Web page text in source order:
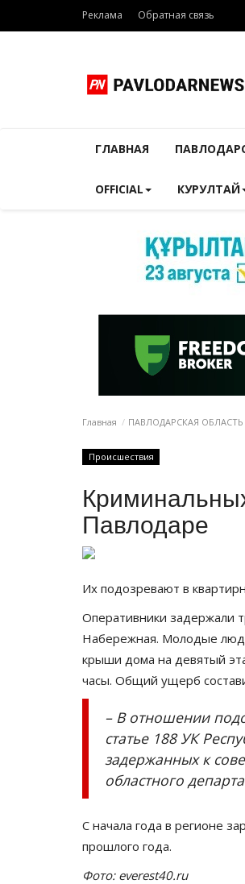
Реклама Обратная связь
ГЛАВНАЯ
OFFICIAL КУРУЛТАЙ
Главная ПАВЛОДАРСКАЯ ОБЛАСТЬ
Происшествия
Павлодаре
Их подозревают в
Оперативники задержали
Набережная. Молодые люди
крыши дома на девятый
часы. Общий ущерб
– В отношении
статье 188 УК
задержанных к
областного
С начала года в регионе
прошлого года.
Фото: everest40.ru